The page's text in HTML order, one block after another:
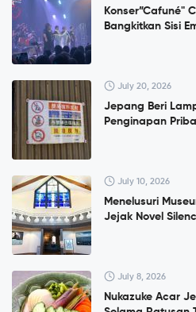
Konser”Cafuné"
Bangkitkan Sisi
July 20, 2026
Jepang Beri
Penginapan
July 10, 2026
Menelusuri
Jejak Novel
July 8, 2026
Nukazuke Acar